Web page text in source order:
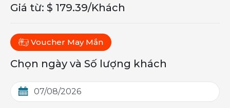
Giá từ: $ 179.39/Khách
Voucher May Mắn
Chọn ngày và Số lượng khách